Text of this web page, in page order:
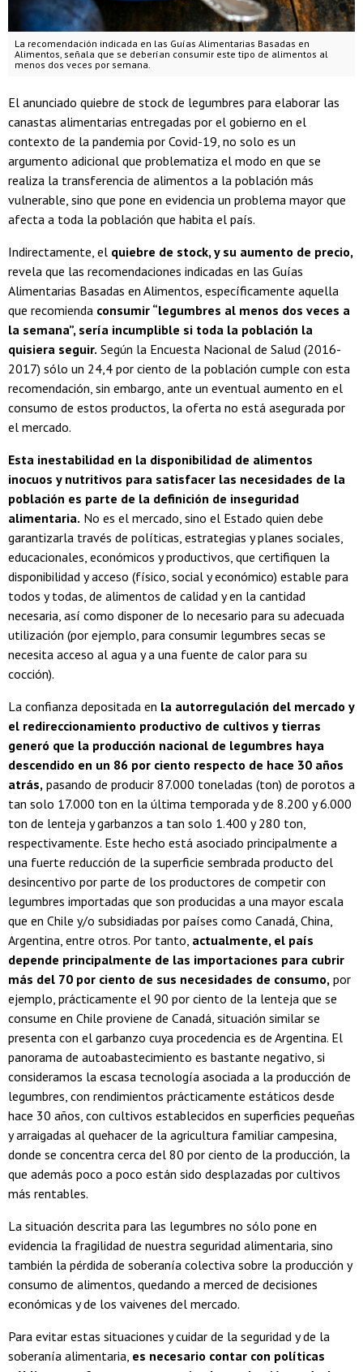
La recomendación indicada en las Guías Alimentarias Basadas en
Alimentos, señala que se deberían consumir este tipo de alimentos al
menos dos veces por semana.
El anunciado quiebre de stock de legumbres para elaborar las
canastas alimentarias entregadas por el gobierno en el
contexto de la pandemia por Covid-19, no solo es un
argumento adicional que problematiza el modo en que se
realiza la transferencia de alimentos a la población más
vulnerable, sino que pone en evidencia un problema mayor que
afecta a toda la población que habita el país.
Indirectamente, el quiebre de stock, y su aumento de precio,
revela que las recomendaciones indicadas en las Guías
Alimentarias Basadas en Alimentos, específicamente aquella
que recomienda consumir “legumbres al menos dos veces a
la semana”, sería incumplible si toda la población la
quisiera seguir. Según la Encuesta Nacional de Salud (2016-
2017) sólo un 24,4 por ciento de la población cumple con esta
recomendación, sin embargo, ante un eventual aumento en el
consumo de estos productos, la oferta no está asegurada por
el mercado.
Esta inestabilidad en la disponibilidad de alimentos
inocuos y nutritivos para satisfacer las necesidades de la
población es parte de la definición de inseguridad
alimentaria. No es el mercado, sino el Estado quien debe
garantizarla través de políticas, estrategias y planes sociales,
educacionales, económicos y productivos, que certifiquen la
disponibilidad y acceso (físico, social y económico) estable para
todos y todas, de alimentos de calidad y en la cantidad
necesaria, así como disponer de lo necesario para su adecuada
utilización (por ejemplo, para consumir legumbres secas se
necesita acceso al agua y a una fuente de calor para su
cocción).
La confianza depositada en la autorregulación del mercado y
el redireccionamiento productivo de cultivos y tierras
generó que la producción nacional de legumbres haya
descendido en un 86 por ciento respecto de hace 30 años
atrás, pasando de producir 87.000 toneladas (ton) de porotos a
tan solo 17.000 ton en la última temporada y de 8.200 y 6.000
ton de lenteja y garbanzos a tan solo 1.400 y 280 ton,
respectivamente. Este hecho está asociado principalmente a
una fuerte reducción de la superficie sembrada producto del
desincentivo por parte de los productores de competir con
legumbres importadas que son producidas a una mayor escala
que en Chile y/o subsidiadas por países como Canadá, China,
Argentina, entre otros. Por tanto, actualmente, el país
depende principalmente de las importaciones para cubrir
más del 70 por ciento de sus necesidades de consumo, por
ejemplo, prácticamente el 90 por ciento de la lenteja que se
consume en Chile proviene de Canadá, situación similar se
presenta con el garbanzo cuya procedencia es de Argentina. El
panorama de autoabastecimiento es bastante negativo, si
consideramos la escasa tecnología asociada a la producción de
legumbres, con rendimientos prácticamente estáticos desde
hace 30 años, con cultivos establecidos en superficies pequeñas
y arraigadas al quehacer de la agricultura familiar campesina,
donde se concentra cerca del 80 por ciento de la producción, la
que además poco a poco están sido desplazadas por cultivos
más rentables.
La situación descrita para las legumbres no sólo pone en
evidencia la fragilidad de nuestra seguridad alimentaria, sino
también la pérdida de soberanía colectiva sobre la producción y
consumo de alimentos, quedando a merced de decisiones
económicas y de los vaivenes del mercado.
Para evitar estas situaciones y cuidar de la seguridad y de la
soberanía alimentaria, es necesario contar con políticas